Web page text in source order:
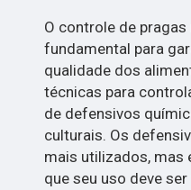
O controle de
fundamental para
qualidade dos
técnicas para
de defensivos
culturais. Os
mais utilizados, mas
que seu uso deve